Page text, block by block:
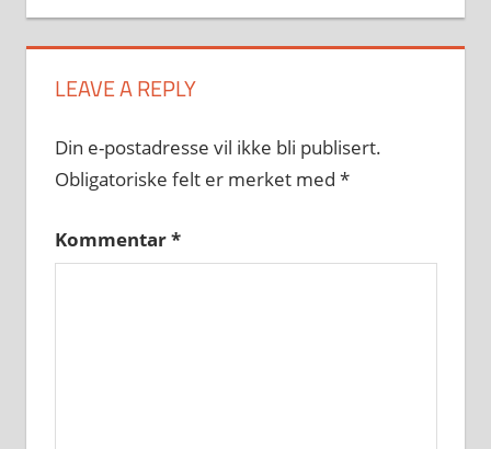
LEAVE A REPLY
Din e-postadresse vil ikke bli publisert.
Obligatoriske felt er merket med *
Kommentar*